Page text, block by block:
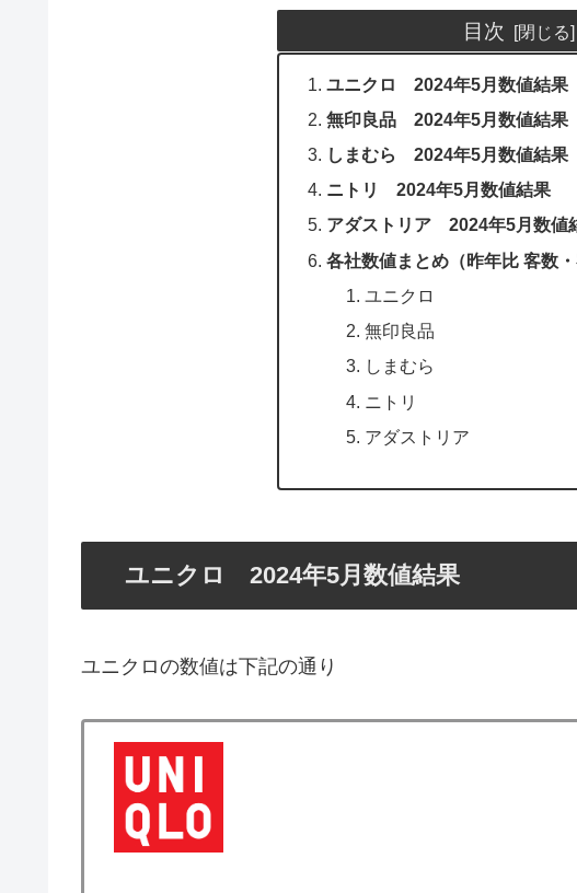
目次
ユニクロ 2024年5月数値結果
無印良品 2024年5月数値結果
しまむら 2024年5月数値結果
ニトリ 2024年5月数値結果
アダストリア 2024年5月数値
各社数値まとめ（昨年比 客数・
ユニクロ
無印良品
しまむら
ニトリ
アダストリア
ユニクロ 2024年5月数値結果
ユニクロの数値は下記の通り